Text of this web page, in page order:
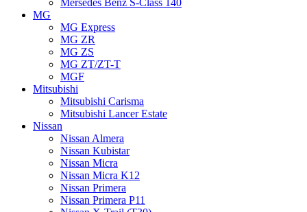
MG
MG Express
MG ZR
MG ZS
MG ZT/ZT-T
MGF
Mitsubishi
Mitsubishi Carisma
Mitsubishi Lancer Estate
Nissan
Nissan Almera
Nissan Kubistar
Nissan Micra
Nissan Micra K12
Nissan Primera
Nissan Primera P11